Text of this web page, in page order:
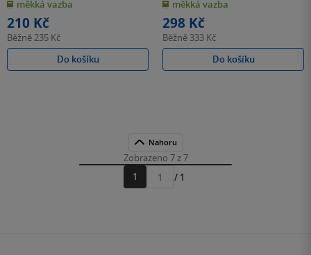
5
hvězdiček
měkká vazba
210 Kč
Běžně235 Kč
Do košíku
5
hvězdiček
měkká vazba
298 Kč
Běžně 333 Kč
Do košíku
Nahoru
Zobrazeno 7 z 7
1
Přejít
/ 1